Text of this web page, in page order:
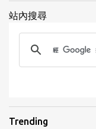
站內搜尋
Trending